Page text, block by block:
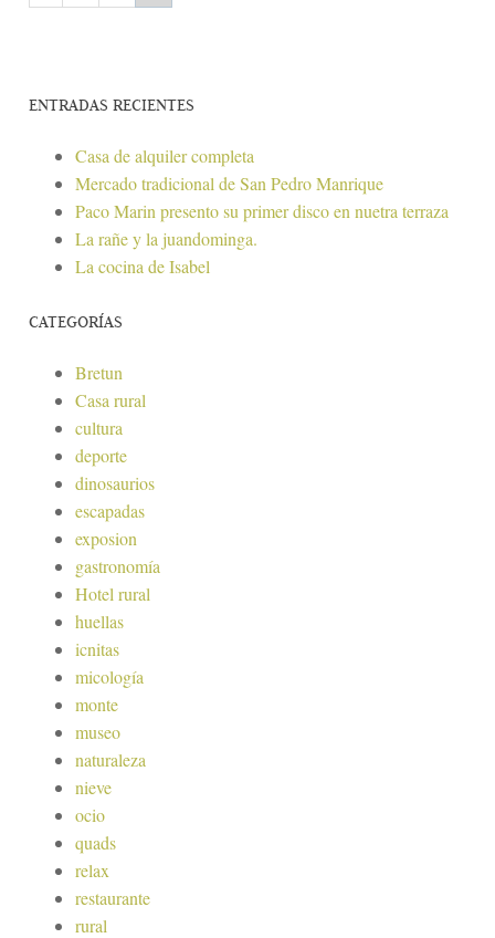
ENTRADAS RECIENTES
Casa de alquiler completa
Mercado tradicional de San Pedro Manrique
Paco Marin presento su primer disco en nuetra terraza
La rañe y la juandominga.
La cocina de Isabel
CATEGORÍAS
Bretun
Casa rural
cultura
deporte
dinosaurios
escapadas
exposion
gastronomía
Hotel rural
huellas
icnitas
micología
monte
museo
naturaleza
nieve
ocio
quads
relax
restaurante
rural